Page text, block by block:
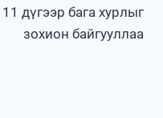
11 дүгээр бага хурлыг
зохион байгууллаа